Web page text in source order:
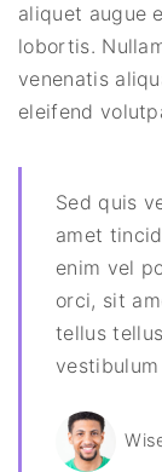
aliquet augue
lobortis.
venenatis
eleifend
Sed quis
amet
enim vel
orci, sit
tellus